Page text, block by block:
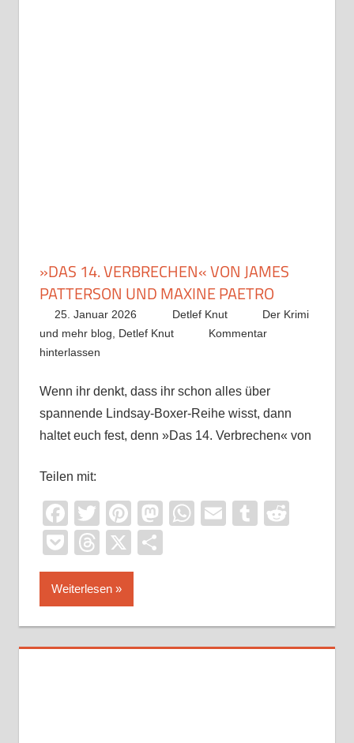
»DAS 14. VERBRECHEN« VON JAMES
PATTERSON UND MAXINE PAETRO
25. Januar 2026 Detlef Knut
Der Krimi
und mehr blog
Detlef Knut
Kommentar
hinterlassen
Wenn ihr denkt, dass ihr schon alles über
spannende Lindsay-Boxer-Reihe wisst, dann
haltet euch fest, denn »Das 14. Verbrechen« von
Teilen mit:
Facebook
TwitterPinterest
Mastodon
WhatsApp
EmailTumblr
PocketThreads
X
Weiterlesen